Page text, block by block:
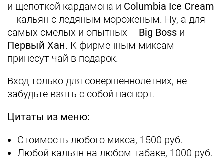
и щепоткой кардамона и Columbia Ice Cream
– кальян с ледяным мороженым. Ну, а для
самых смелых и опытных – Big Boss и
Первый Хан. К фирменным миксам
принесут чай в подарок.
Вход только для совершеннолетних, не
забудьте взять с собой паспорт.
Цитаты из меню:
Стоимость любого микса, 1500 руб.
Любой кальян на любом табаке, 1000 руб.